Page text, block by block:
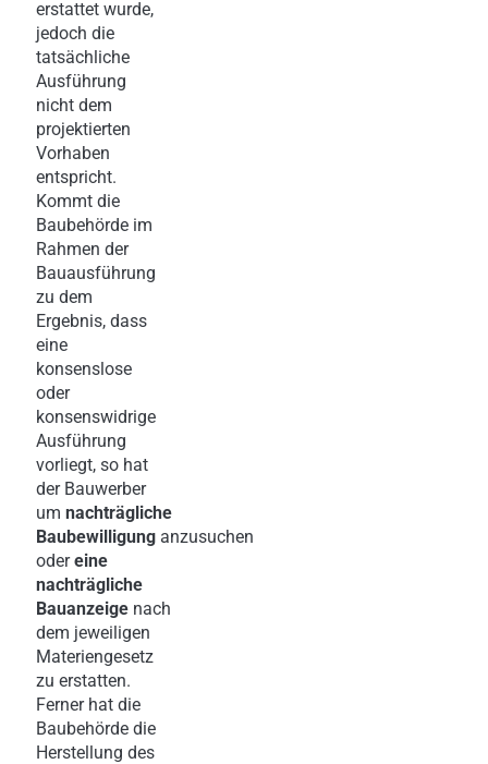
erstattet wurde,
jedoch die
tatsächliche
Ausführung
nicht dem
projektierten
Vorhaben
entspricht.
Kommt die
Baubehörde im
Rahmen der
Bauausführung
zu dem
Ergebnis, dass
eine
konsenslose
oder
konsenswidrige
Ausführung
vorliegt, so hat
der Bauwerber
um nachträgliche
Baubewilligung anzusuchen
odereine
nachträgliche
Bauanzeige nach
dem jeweiligen
Materiengesetz
zu erstatten.
Ferner hat die
Baubehörde die
Herstellung des